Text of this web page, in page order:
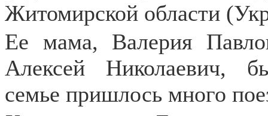
Житомирской области
Ее мама, Валерия
Алексей Николаевич,
семье пришлось много